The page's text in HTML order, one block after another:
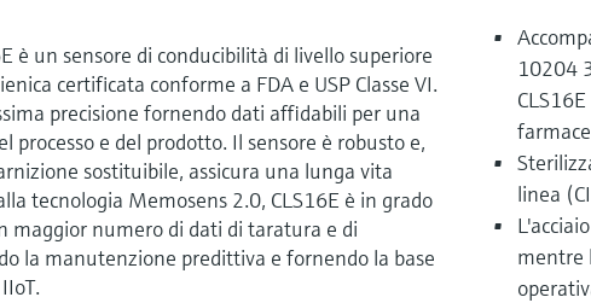
è un sensore di conducibilità di livello superiore
certificata conforme a FDA e USP Classe VI.
precisione fornendo dati affidabili per una
processo e del prodotto. Il sensore è robusto e,
sostituibile, assicura una lunga vita
tecnologia Memosens 2.0, CLS16E è in grado
maggior numero di dati di taratura e di
la manutenzione predittiva e fornendo la base
10204
linea
mentre